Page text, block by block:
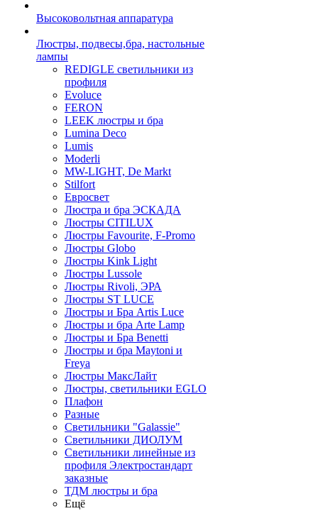
Высоковольтная аппаратура
Люстры, подвесы,бра, настольные
лампы
REDIGLE светильники из
профиля
Evoluce
FERON
LEEK люстры и бра
Lumina Deco
Lumis
Moderli
MW-LIGHT, De Markt
Stilfort
Евросвет
Люстра и бра ЭСКАДА
Люстры CITILUX
Люстры Favourite, F-Promo
Люстры Globo
Люстры Kink Light
Люстры Lussole
Люстры Rivoli, ЭРА
Люстры ST LUCE
Люстры и Бра Artis Luce
Люстры и бра Arte Lamp
Люстры и Бра Benetti
Люстры и бра Maytoni и
Freya
Люстры МаксЛайт
Люстры, светильники EGLO
Плафон
Разные
Светильники "Galassie"
Светильники ДИОЛУМ
Светильники линейные из
профиля Электростандарт
заказные
ТДМ люстры и бра
Ещё